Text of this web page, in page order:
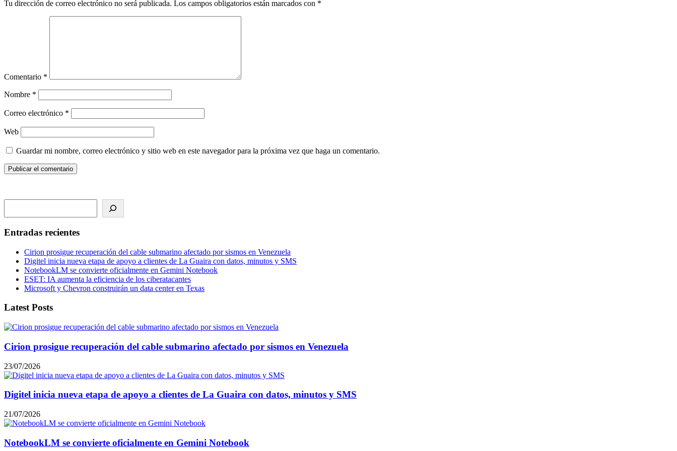
Tu dirección de correo electrónico no será publicada. Los campos obligatorios están marcados con *
Comentario *
Nombre *
Correo electrónico *
Web
Guardar mi nombre, correo electrónico y sitio web en este navegador para la próxima vez que haga un comentario.
Entradas recientes
Cirion prosigue recuperación del cable submarino afectado por sismos en Venezuela
Digitel inicia nueva etapa de apoyo a clientes de La Guaira con datos, minutos y SMS
NotebookLM se convierte oficialmente en Gemini Notebook
ESET: IA aumenta la eficiencia de los ciberatacantes
Microsoft y Chevron construirán un data center en Texas
Latest Posts
Cirion prosigue recuperación del cable submarino afectado por sismos en Venezuela
23/07/2026
Digitel inicia nueva etapa de apoyo a clientes de La Guaira con datos, minutos y SMS
21/07/2026
NotebookLM se convierte oficialmente en Gemini Notebook